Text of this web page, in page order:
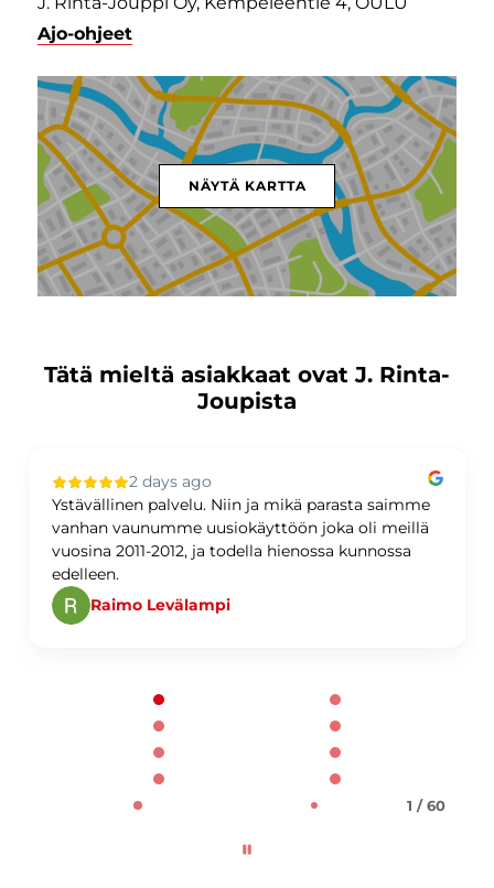
Ajo-ohjeet
NÄYTÄ KARTTA
Tätä mieltä asiakkaat ovat J. Rinta-
Joupista
2 days ago
Ystävällinen palvelu. Niin ja mikä parasta saimme
vanhan vaunumme uusiokäyttöön joka oli meillä
vuosina 2011-2012, ja todella hienossa kunnossa
edelleen.
Raimo Levälampi
1 / 60